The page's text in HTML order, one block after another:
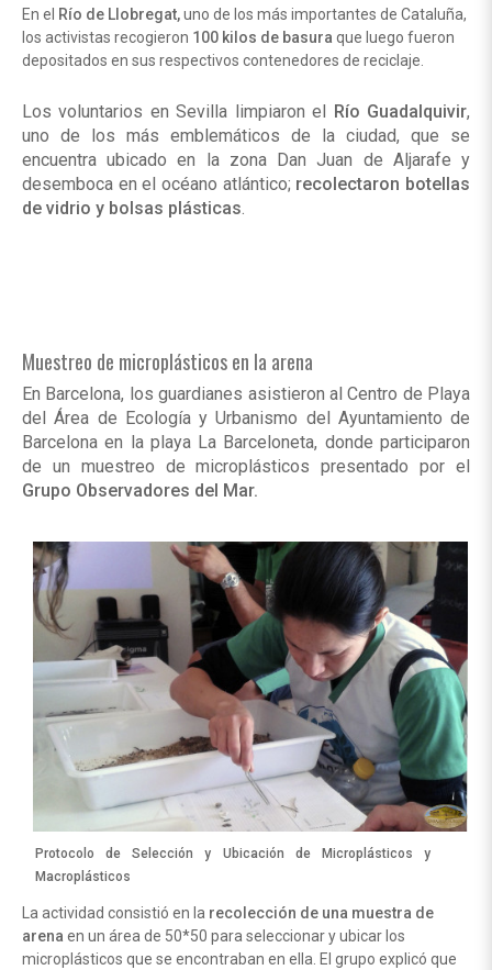
En el Río de Llobregat,uno de los más importantes de Cataluña,
los activistas recogieron 100 kilos de basura que luego fueron
depositados en sus respectivos contenedores de reciclaje.
Los voluntarios en Sevilla limpiaron el Río Guadalquivir,
uno de los más emblemáticos de la ciudad, que se
encuentra ubicado en la zona Dan Juan de Aljarafe y
desemboca en el océano atlántico; recolectaron botellas
de vidrio y bolsas plásticas.
Muestreo de microplásticos en la arena
En Barcelona, los guardianes asistieron al Centro de Playa
del Área de Ecología y Urbanismo del Ayuntamiento de
Barcelona en la playa La Barceloneta, donde participaron
de un muestreo de microplásticos presentado por el
Grupo Observadores del Mar.
Protocolo de Selección y Ubicación de Microplásticos y
Macroplásticos
La actividad consistió en la recolección de una muestra de
arena en un área de 50*50 para seleccionar y ubicar los
microplásticos que se encontraban en ella. El grupo explicó que